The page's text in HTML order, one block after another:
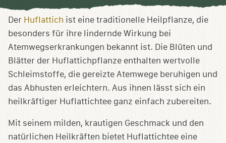
speichern
Der Huflattich ist eine traditionelle Heilpflanze, die
besonders für ihre lindernde Wirkung bei
Atemwegserkrankungen bekannt ist. Die Blüten und
Blätter der Huflattichpflanze enthalten wertvolle
Schleimstoffe, die gereizte Atemwege beruhigen und
das Abhusten erleichtern. Aus ihnen lässt sich ein
heilkräftiger Huflattichtee ganz einfach zubereiten.
Mit seinem milden, krautigen Geschmack und den
natürlichen Heilkräften bietet Huflattichtee eine